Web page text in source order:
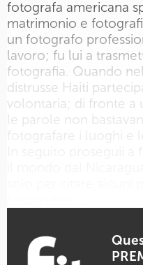
fotografa americana
matrimonio e
un fotografo
lavoro; fu lui a
fotografia. Quando
distrusse Haiti
volontaria; di fronte a
le parole non